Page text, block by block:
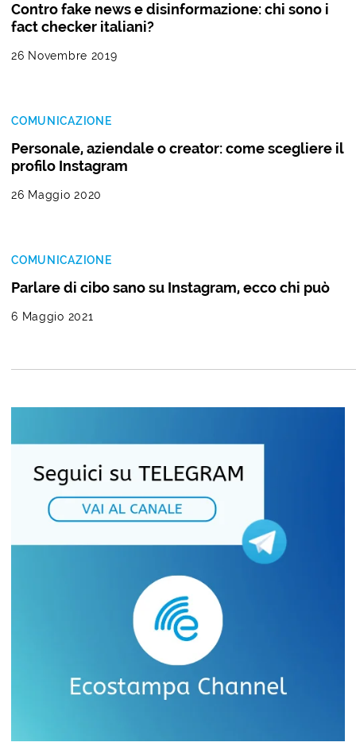
Contro fake news e disinformazione: chi sono i
fact checker italiani?
26 Novembre 2019
COMUNICAZIONE
Personale, aziendale o creator: come scegliere il
profilo Instagram
26 Maggio 2020
COMUNICAZIONE
Parlare di cibo sano su Instagram, ecco chi può
6 Maggio 2021